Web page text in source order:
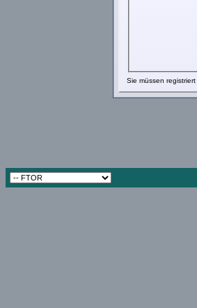
Sie müssen registriert